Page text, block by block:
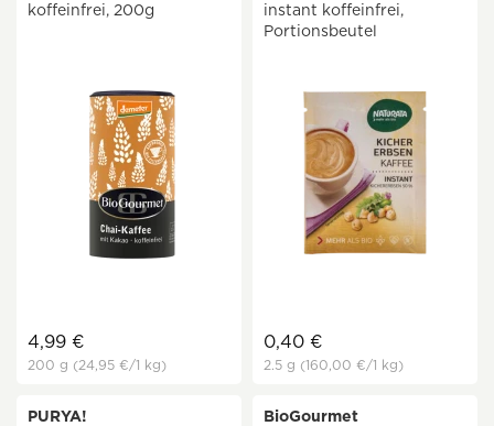
koffeinfrei, 200g
4,99 €
200 g (24,95 €/1 kg)
instant koffeinfrei,
Portionsbeutel
0,40 €
2.5 g (160,00 €/1 kg)
PURYA!
BioGourmet